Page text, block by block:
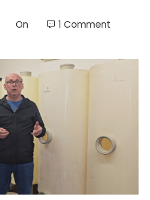
On 1 Comment